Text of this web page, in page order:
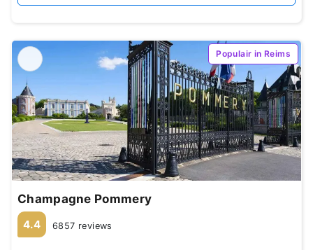
Populair in Reims
Champagne Pommery
4.4 6857 reviews